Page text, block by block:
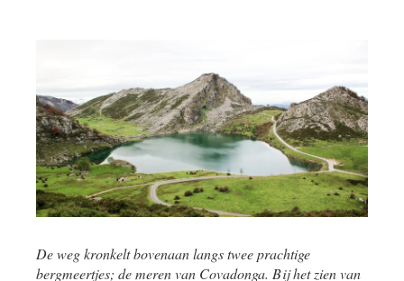
De weg kronkelt bovenaan langs twee prachtige
bergmeertjes; de meren van Covadonga. Bij het zien van